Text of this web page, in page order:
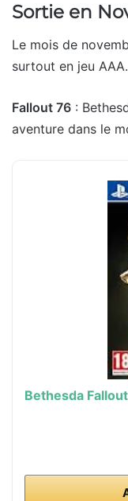
Sortie en
Le mois de
surtout en jeu AAA.
Fallout 76 :
aventure dans le
Bethesda